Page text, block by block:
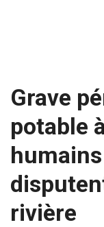
Grave
potable
rivière